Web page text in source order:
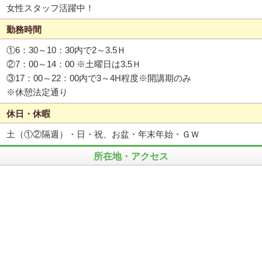
女性スタッフ活躍中！
勤務時間
①6：30～10：30内で2～3.5Ｈ
②7：00～14：00 ※土曜日は3.5Ｈ
③17：00～22：00内で3～4H程度※開講期のみ
※休憩法定通り
休日・休暇
土（①②隔週）・日・祝、お盆・年末年始・ＧＷ
所在地・アクセス